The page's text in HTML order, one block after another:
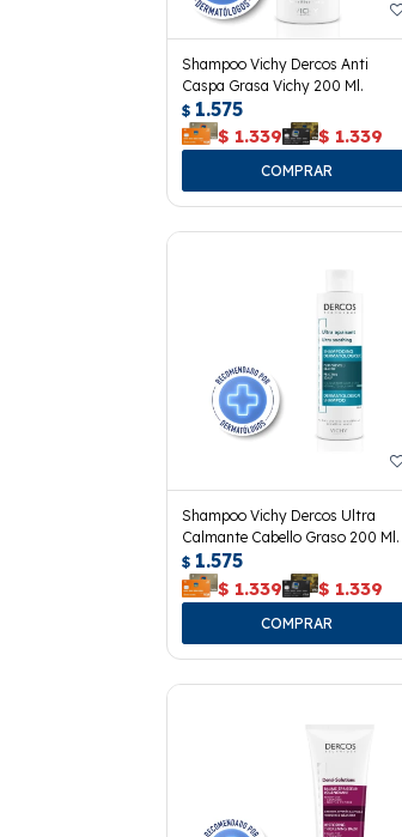
Shampoo Vichy Dercos Anti
Caspa Grasa Vichy 200 Ml.
$ 1.575
$ 1.339 $ 1.339
Shampoo Vichy Dercos Ultra
Calmante Cabello Graso 200 Ml.
$ 1.575
$ 1.339 $ 1.339